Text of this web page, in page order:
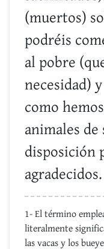
(muertos)
podréis
al pobre
necesidad)
como
animales
disposición
agradecidos.
1- El término
literalmente
las vacas y los